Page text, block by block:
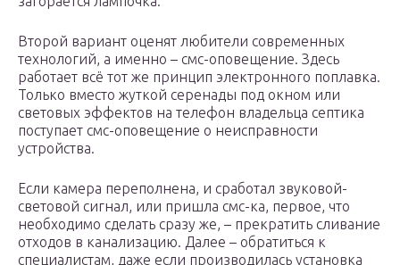
Второй вариант оценят любители современных
технологий, а именно – смс-оповещение. Здесь
работает всё тот же принцип электронного поплавка.
Только вместо жуткой серенады под окном или
световых эффектов на телефон владельца септика
поступает смс-оповещение о неисправности
устройства.
Если камера переполнена, и сработал звуковой-
световой сигнал, или пришла смс-ка, первое, что
необходимо сделать сразу же, – прекратить сливание
отходов в канализацию. Далее – обратиться к
специалистам, даже если производилась установка